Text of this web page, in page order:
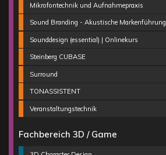
Mikrofontechnik und Aufnahmepraxis
Sound Branding - Akustische Markenführung
Sounddesign (essential) | Onlinekurs
Steinberg CUBASE
Surround
TONASSISTENT
Veranstaltungstechnik
Fachbereich 3D / Game